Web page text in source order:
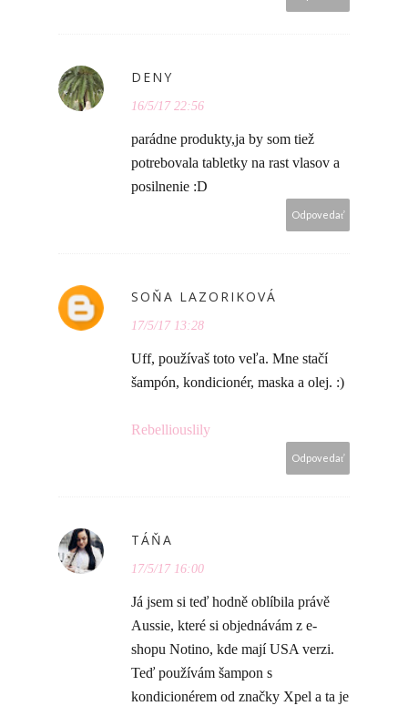
DENY
16/5/17 22:56
parádne produkty,ja by som tiež
potrebovala tabletky na rast vlasov a
posilnenie :D
Odpovedať
SOŇA LAZORIKOVÁ
17/5/17 13:28
Uff, používaš toto veľa. Mne stačí
šampón, kondicionér, maska a olej. :)
Rebelliouslily
Odpovedať
TÁŇA
17/5/17 16:00
Já jsem si teď hodně oblíbila právě
Aussie, které si objednávám z e-
shopu Notino, kde mají USA verzi.
Teď používám šampon s
kondicionérem od značky Xpel a ta je